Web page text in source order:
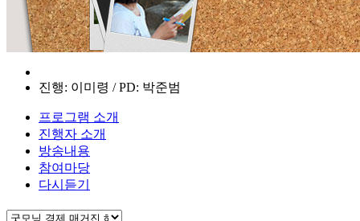
진행: 이미령 / PD: 박준범
프로그램 소개
진행자 소개
방송내용
참여마당
다시듣기